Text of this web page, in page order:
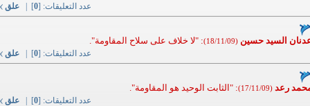
عدد التعليقات: [0
] | علق
السيد حسين (18/11/09) : "لا خلاف على سلاح المقاومة".
عدد التعليقات: [0
] | علق
رعد (17/11/09) : "الثابت الوحيد هو المقاومة".
عدد التعليقات: [0
] | علق